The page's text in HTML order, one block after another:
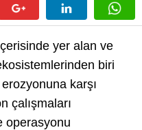
yer alan ve
biri
karşı
çalışmaları
operasyonu